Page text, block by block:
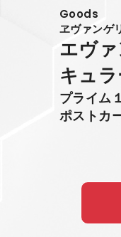
Goods
ヱヴァンゲ
エヴ
キュ
プライム
ポストカ